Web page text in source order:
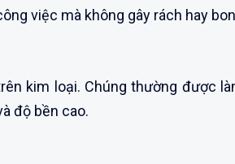
việc mà không gây rách hay
kim loại. Chúng thường được
độ bền cao.